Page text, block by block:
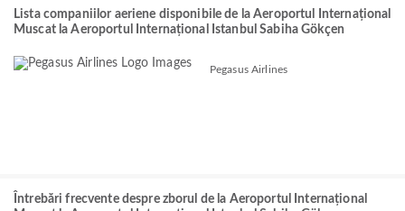
Lista companiilor aeriene disponibile de la Aeroportul Internațional
Muscat la Aeroportul Internațional Istanbul Sabiha Gökçen
Pegasus Airlines
Întrebări frecvente despre zborul de la Aeroportul Internațional